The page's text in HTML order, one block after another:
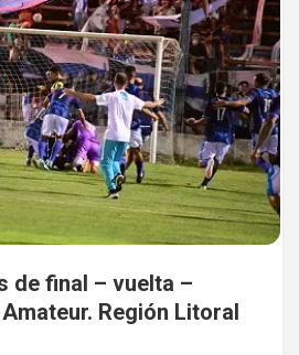
de final – vuelta –
Región Litoral